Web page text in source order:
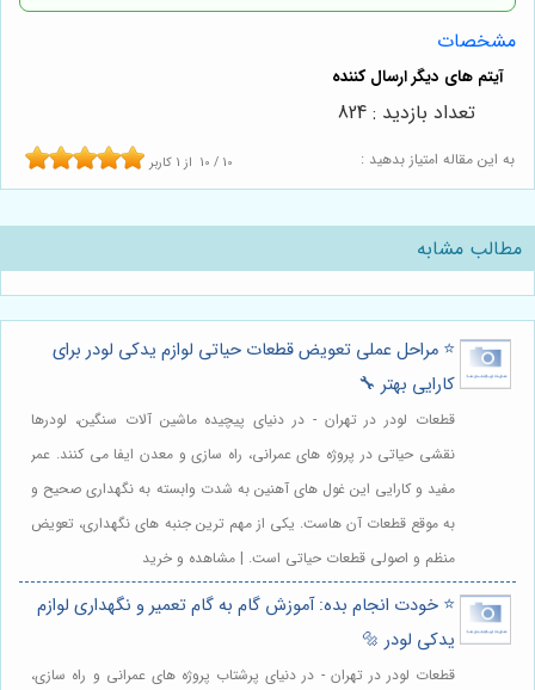
مشخصات
به این مقاله امتیاز بدهید : 10 / 10 از 1 کاربر
تعداد بازدید : 824
مطالب مشابه
⭐️ مراحل عملی تعویض قطعات حیاتی لوازم یدکی لودر برای
کارایی بهتر 🔧
قطعات لودر در تهران - در دنیای پیچیده ماشین آلات سنگین، لودرها
نقشی حیاتی در پروژه های عمرانی، راه سازی و معدن ایفا می کنند. عمر
مفید و کارایی این غول های آهنین به شدت وابسته به نگهداری صحیح و
به موقع قطعات آن هاست. یکی از مهم ترین جنبه های نگهداری، تعویض
منظم و اصولی قطعات حیاتی است. | مشاهده و خرید
⭐️ خودت انجام بده: آموزش گام به گام تعمیر و نگهداری لوازم
یدکی لودر 🔩
قطعات لودر در تهران - در دنیای پرشتاب پروژه های عمرانی و راه سازی،